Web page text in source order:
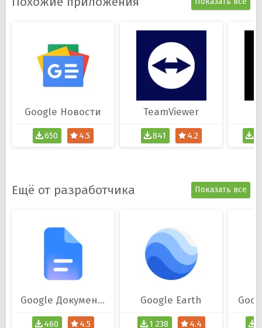
Google Новости
650 4.5
TeamViewer
841 4.2
Ещё от разработчика Показать все
Google Документы
460 4.5
Google Earth
1 238 4.4